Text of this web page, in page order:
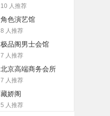
10 人推荐
角色演艺馆
8 人推荐
极品阁男士会馆
7 人推荐
北京高端商务会所
7 人推荐
藏娇阁
5 人推荐